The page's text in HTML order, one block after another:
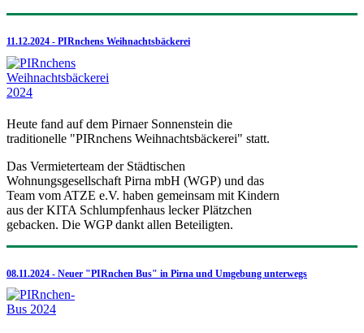
11.12.2024 - PIRnchens Weihnachtsbäckerei
Heute fand auf dem Pirnaer Sonnenstein die
traditionelle "PIRnchens Weihnachtsbäckerei" statt.
Das Vermieterteam der Städtischen
Wohnungsgesellschaft Pirna mbH (WGP) und das
Team vom ATZE e.V. haben gemeinsam mit Kindern
aus der KITA Schlumpfenhaus lecker Plätzchen
gebacken. Die WGP dankt allen Beteiligten.
08.11.2024 - Neuer "PIRnchen Bus" in Pirna und Umgebung unterwegs